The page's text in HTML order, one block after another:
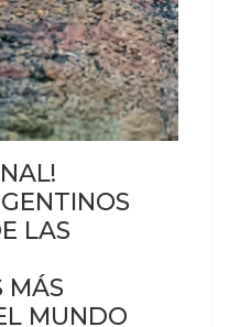
LAS
MÁS
MUNDO